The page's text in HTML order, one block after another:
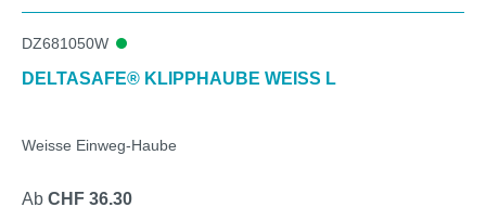
DZ681050W
DELTASAFE® KLIPPHAUBE WEISS L
Weisse Einweg-Haube
Ab CHF 36.30